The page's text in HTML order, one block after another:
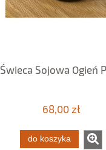
Świeca Sojowa Ogień
68,00 zł
do koszyka